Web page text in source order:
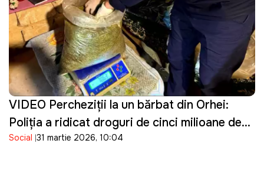
VIDEO Percheziţii la un bărbat din Orhei:
Poliţia a ridicat droguri de cinci milioane de
lei
Social 31 martie 2026, 10:04